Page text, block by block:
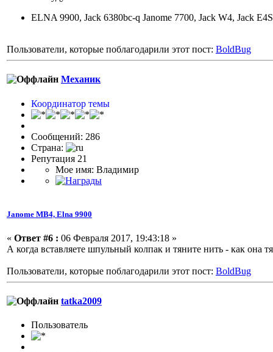
ELNA 9900, Jack 6380bc-q Janome 7700, Jack W4, Jack E4S
Пользователи, которые поблагодарили этот пост: BoldBug
Механик
Координатор темы
Сообщений: 286
Страна:
Репутация 21
Мое имя: Владимир
Janome МВ4, Elna 9900
« Ответ #6 : 06 Февраля 2017, 19:43:18 »
А когда вставляете шпульный колпак и тяните нить - как она
Пользователи, которые поблагодарили этот пост: BoldBug
tatka2009
Пользовaтeль